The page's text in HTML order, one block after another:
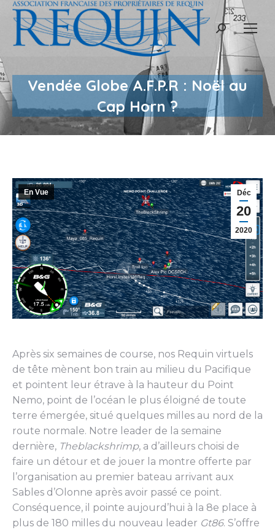
Recherche
Vendée Globe A.F.P.R : Noël au
Cap Horn ?
Déc
20
2020
En Vue
Après six semaines de course, nos Requin virtuels
de tête mènent bon train au milieu du Pacifique
et pointent leur étrave à la hauteur du Point
Nemo, point de l’océan le plus éloigné de toute
terre émergée, situé quelques milles au nord de la
route normale. Notre leader de la semaine
dernière, Theblackshrimp, a d’ailleurs choisi de
faire un détour et de jouer la montre offerte par
l’organisation au premier bateau arrivant aux
Sables d’Olonne après avoir passé ce point.
Conséquence, il pointe aujourd’hui à la 8e place à
plus de 180 milles du nouveau leader Gt86. S’offre